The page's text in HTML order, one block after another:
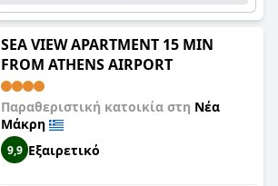
SEA VIEW APARTMENT 15 MIN
FROM ATHENS AIRPORT
Παραθεριστική κατοικία στη Νέα
Μάκρη
9,9 Εξαιρετικό